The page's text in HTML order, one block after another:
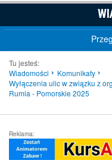
Tu jesteś:
Wiadomości
Komunikaty
Wyłączenia ulic w związku z
Rumia - Pomorskie 2025
Reklama: